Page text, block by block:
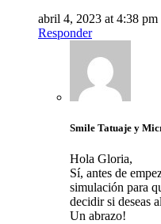
abril 4, 2023 at 4:38 pm
Responder
Smile Tatuaje y
Hola Gloria,
Sí, antes de
simulación para
decidir si deseas
Un abrazo!